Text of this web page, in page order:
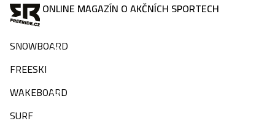
ONLINE MAGAZÍN O AKČNÍCH SPORTECH
SNOWBOARD
FREESKI
WAKEBOARD
SURF